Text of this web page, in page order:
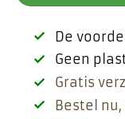
De
Geen
Gratis
Bestel